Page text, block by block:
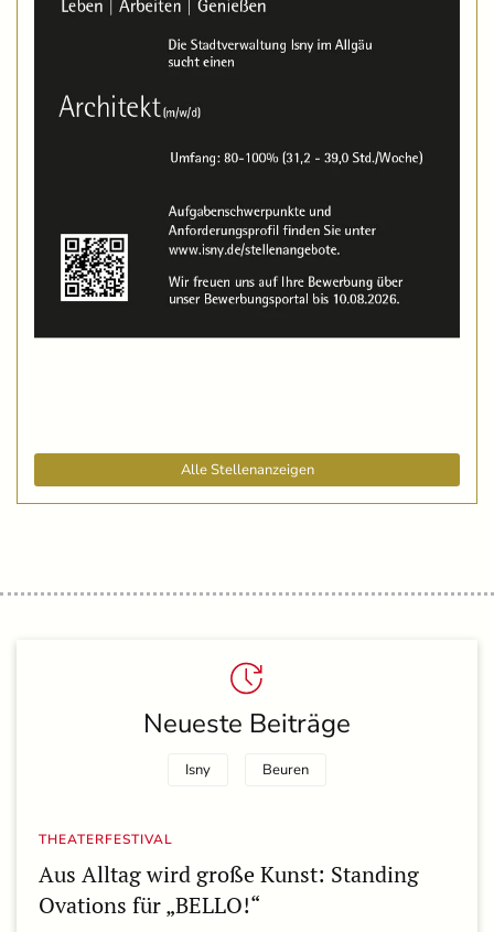
Alle Stellenanzeigen
Neueste Beiträge
Isny Beuren
THEATERFESTIVAL
Aus Alltag wird große Kunst: Standing
Ovations für „BELLO!“